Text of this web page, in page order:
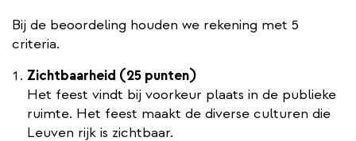
Bij de beoordeling houden we rekening met 5
criteria.
Zichtbaarheid (25 punten)
Het feest vindt bij voorkeur plaats in de publieke
ruimte. Het feest maakt de diverse culturen die
Leuven rijk is zichtbaar.